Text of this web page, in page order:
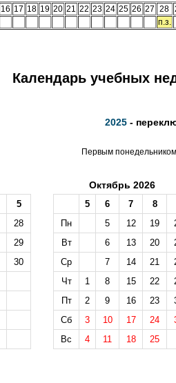
16 17 18 19 20 21 22 23 24 25 26 27 28
п.з.
Календарь учебных
2025-
Первым
5
28
29
30
Октябрь 2026
5 6 7 8
Пн
5 12 19
Вт
6 13 20
Ср
7 14 21
Чт
1 8 15 22
Пт
2 9 16 23
Сб
3 10 17 24
Вс
4 11 18 25